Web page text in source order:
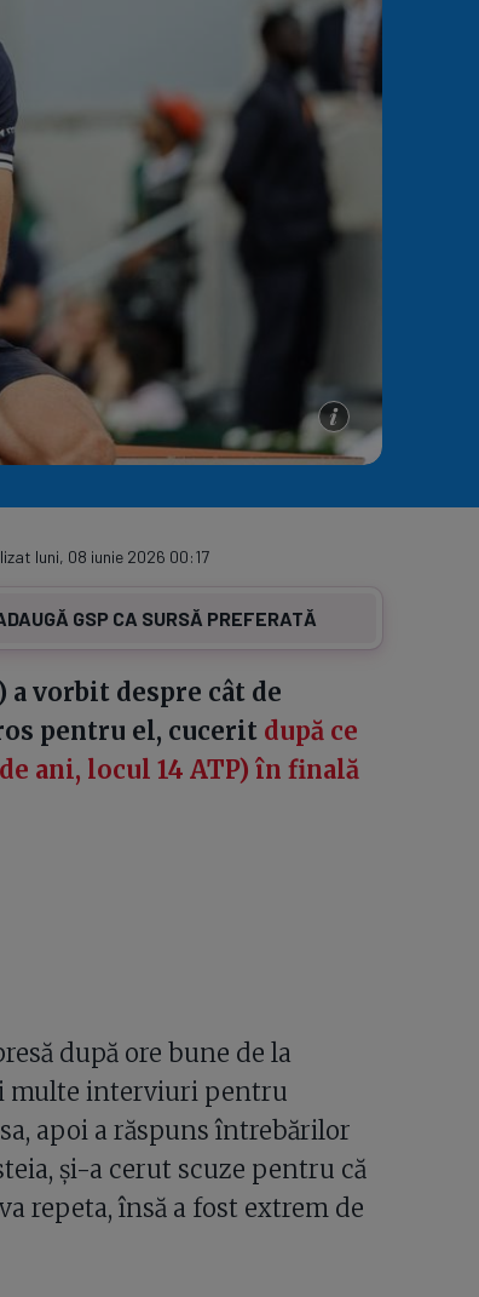
luni, 08 iunie 2026 00:17
GSP CA SURSĂ PREFERATĂ
a vorbit despre cât de
pentru el, cucerit după ce
ani, locul 14 ATP) în finală
după ore bune de la
multe interviuri pentru
apoi a răspuns întrebărilor
și-a cerut scuze pentru că
repeta, însă a fost extrem de